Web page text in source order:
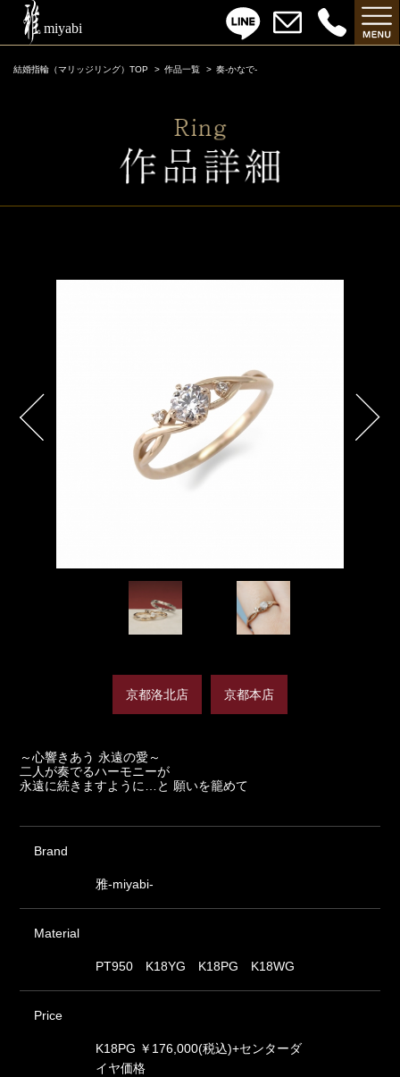
結婚指輪（マリッジリング）TOP 作品一覧 奏-かなで-
京都洛北店 京都本店
～心響きあう 永遠の愛～
二人が奏でるハーモニーが
永遠に続きますように…と 願いを籠めて
Brand
雅-miyabi-
Material
PT950 K18YG K18PG K18WG
Price
K18PG ￥176,000(税込)+センターダ
イヤ価格